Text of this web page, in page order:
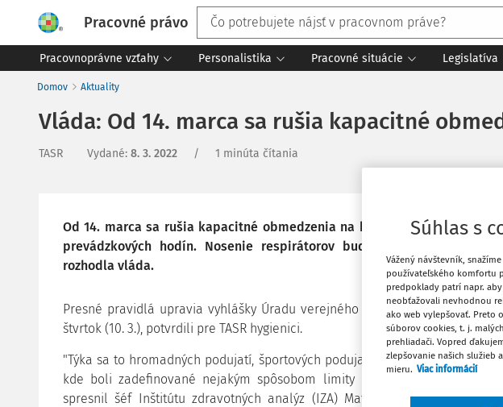
Pracovné právo
Pracovnoprávne vzťahy Personalistika Pracovné situácie Legislatíva
Domov Aktuality
Vláda: Od 14. marca sa rušia kapacitné
TASR Vydané: 8. 3. 2022 / 1 minúta čítania
Od 14. marca sa rušia kapacitné obmedzenia na hromadných
prevádzkových hodín. Nosenie respirátorov bude naďalej povinné.
rozhodla vláda.
Presné pravidlá upravia vyhlášky Úradu verejného zdravotníctva (ÚVZ)
štvrtok (10. 3.), potvrdili pre TASR hygienici.
"Týka sa to hromadných podujatí, športových podujatí, fitnescentier,
kde boli zadefinované nejakým spôsobom limity počtu osôb alebo
spresnil šéf Inštitútu zdravotných analýz (IZA) Matej Mišík. Pripomenul,
Súhlas s
Vážený návštevník,
používateľského komfortu
predpoklady patrí napr.
neobťažovali nevhodnou
ako web vylepšovať. Preto
súborov cookies, t. j.
prehliadači. Vopred
zlepšovanie našich služieb
mieru. Viac informácií